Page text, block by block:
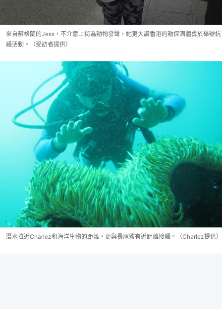
來自蘇格蘭的Jess，不介意上街為動物發聲，她更大讚香港的動保團體勇於舉辦抗
議活動。（受訪者提供）
潛水拉近Charlez和海洋生物的距離，更與長尾鯊有近距離接觸。（Charlez提供）